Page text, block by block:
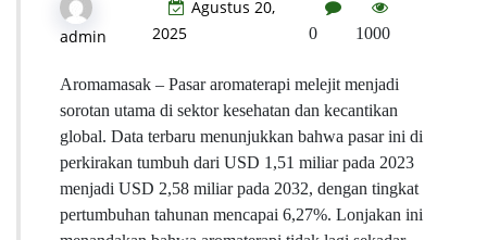
admin
Agustus 20,
2025
0 1000
Aromamasak – Pasar aromaterapi melejit menjadi
sorotan utama di sektor kesehatan dan kecantikan
global. Data terbaru menunjukkan bahwa pasar ini di
perkirakan tumbuh dari USD 1,51 miliar pada 2023
menjadi USD 2,58 miliar pada 2032, dengan tingkat
pertumbuhan tahunan mencapai 6,27%. Lonjakan ini